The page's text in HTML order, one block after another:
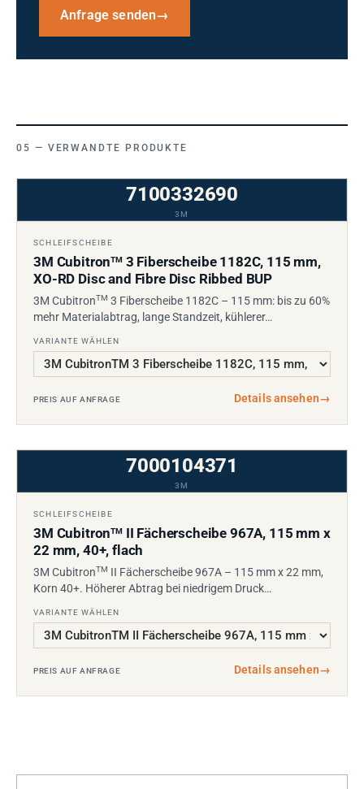
Anfrage senden→
VERWANDTE PRODUKTE
7100332690
3M
SCHLEIFSCHEIBE
3M CubitronTM3 Fiberscheibe 1182C, 115 mm,
XO-RD Disc and Fibre Disc Ribbed BUP
3M CubitronTM 3 Fiberscheibe 1182C – 115 mm: bis zu 60%
mehr Materialabtrag, lange Standzeit, kühlerer…
VARIANTE WÄHLEN
PREIS AUF ANFRAGE Details ansehen→
7000104371
3M
SCHLEIFSCHEIBE
3M CubitronTMII Fächerscheibe 967A, 115 mm x
22 mm, 40+, flach
3M CubitronTM II Fächerscheibe 967A – 115 mm x 22 mm,
Korn 40+. Höherer Abtrag bei niedrigem Druck…
VARIANTE WÄHLEN
PREIS AUF ANFRAGE Details ansehen→